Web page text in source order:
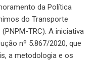
da Política
do Transporte
TRC). A iniciativa
nº 5.867/2020, que
a metodologia e os